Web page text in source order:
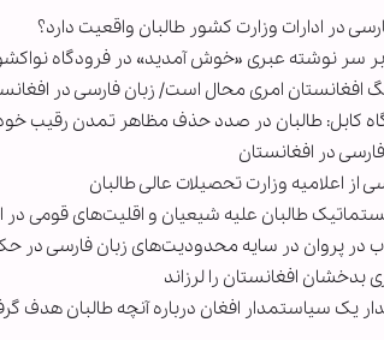
در ادارات وزارت کشور طالبان واقعیت دارد؟
بر سر نوشته عبری «خوش آمدید» در فرودگاه
افغانستان امری محال است/ زبان فارسی در
کابل: طالبان در صدد حذف مظاهر تمدن رقیب
در افغانستان
از اعلامیه وزارت تحصیلات عالی طالبان
طالبان علیه شیعیان و اقلیت‌های قومی در
در پروان در سایه محدودیت‌های زبان فارسی
یک سیاستمدار افغان درباره آنچه طالبان هدف